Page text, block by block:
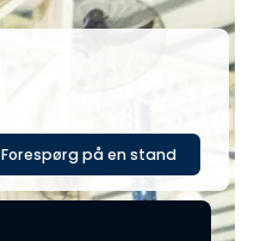
Forespørg på en stand